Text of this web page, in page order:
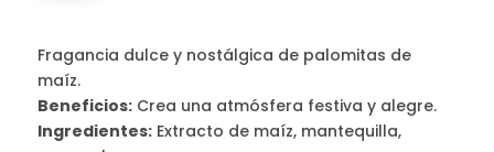
Fragancia dulce y nostálgica de palomitas de
maíz.
Beneficios:Crea una atmósfera festiva y alegre.
Ingredientes:Extracto de maíz, mantequilla,